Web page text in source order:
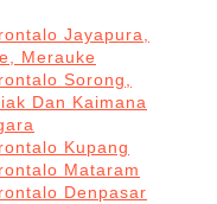
Jayapura,
Merauke
Sorong,
Dan Kaimana
Kupang
Mataram
Denpasar